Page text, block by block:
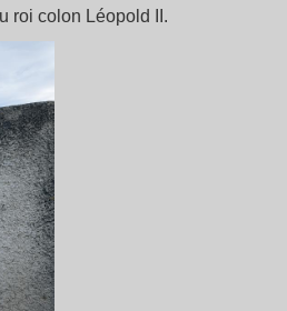
roi colon Léopold II.